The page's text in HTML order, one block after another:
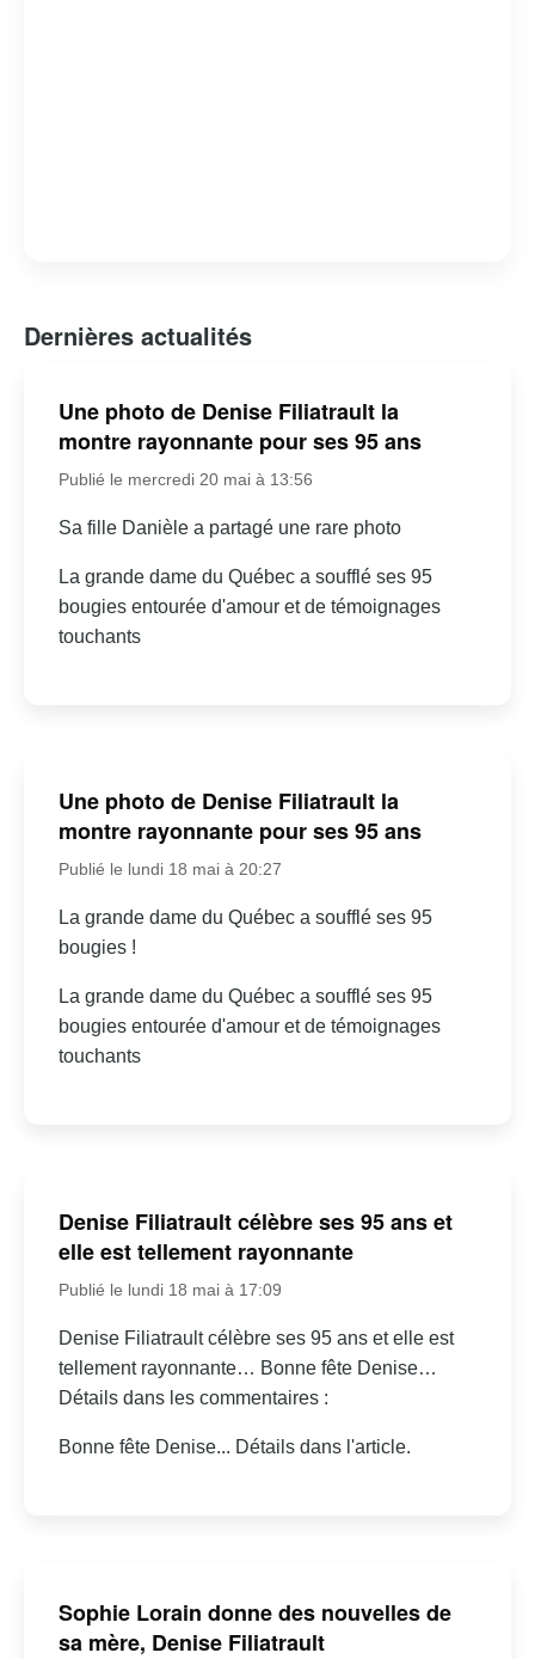
Dernières actualités
Une photo de Denise Filiatrault la
montre rayonnante pour ses 95 ans
Publié le mercredi 20 mai à 13:56
Sa fille Danièle a partagé une rare photo
La grande dame du Québec a soufflé ses 95
bougies entourée d'amour et de témoignages
touchants
Une photo de Denise Filiatrault la
montre rayonnante pour ses 95 ans
Publié le lundi 18 mai à 20:27
La grande dame du Québec a soufflé ses 95
bougies !
La grande dame du Québec a soufflé ses 95
bougies entourée d'amour et de témoignages
touchants
Denise Filiatrault célèbre ses 95 ans et
elle est tellement rayonnante
Publié le lundi 18 mai à 17:09
Denise Filiatrault célèbre ses 95 ans et elle est
tellement rayonnante… Bonne fête Denise…
Détails dans les commentaires :
Bonne fête Denise... Détails dans l'article.
Sophie Lorain donne des nouvelles de
sa mère, Denise Filiatrault